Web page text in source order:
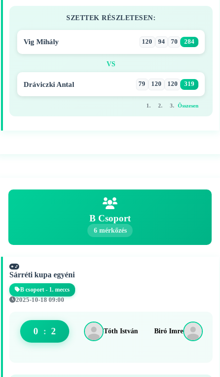
SZETTEK RÉSZLETESEN:
Vig Mihály 120 94 70 284
VS
Dráviczki Antal 79 120 120 319
1. 2. 3. Összesen
B Csoport
6 mérkőzés
Sárréti kupa egyéni
B csoport - 1. meccs
2025-10-18 09:00
Tóth István
0 : 2 Biró Imre